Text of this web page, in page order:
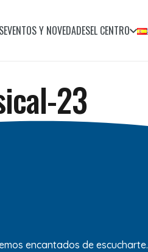
EVENTOS Y NOVEDADESEL CENTRO
23
encantados de escucharte.